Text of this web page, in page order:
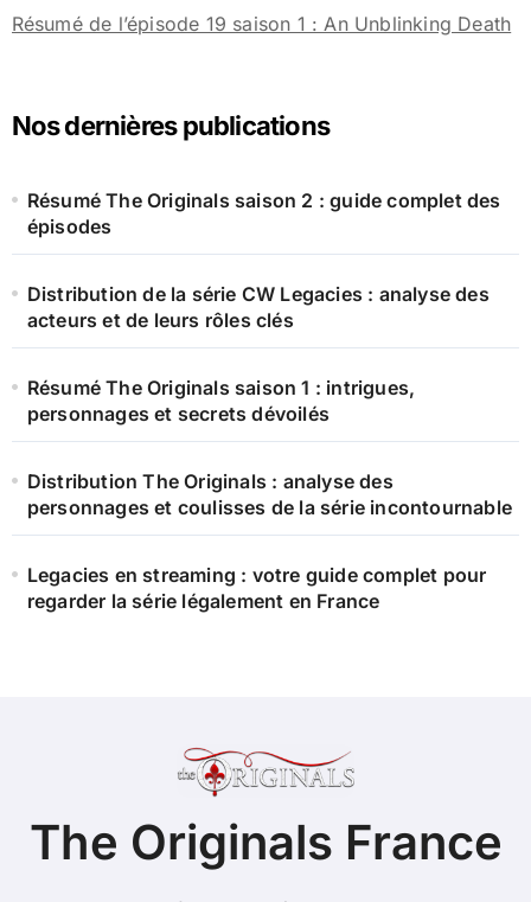
Résumé de l’épisode 19 saison 1 : An Unblinking Death
Nos dernières publications
Résumé The Originals saison 2 : guide complet des
épisodes
Distribution de la série CW Legacies : analyse des
acteurs et de leurs rôles clés
Résumé The Originals saison 1 : intrigues,
personnages et secrets dévoilés
Distribution The Originals : analyse des
personnages et coulisses de la série incontournable
Legacies en streaming : votre guide complet pour
regarder la série légalement en France
The Originals France